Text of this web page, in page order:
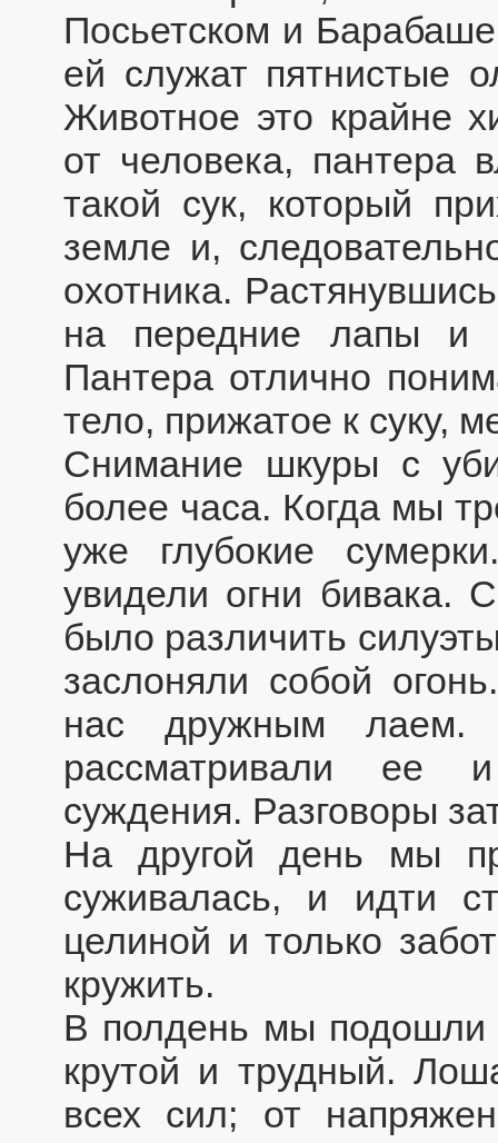
Посьетском и
ей служат пятнистые
Животное это крайне
от человека, пантера
такой сук, который
земле и,
охотника.
на передние лапы и
Пантера отлично
тело, прижатое к суку,
Снимание шкуры с
более часа. Когда мы
уже глубокие
увидели огни бивака.
было различить
заслоняли собой
нас дружным лаем.
рассматривали ее
суждения. Разговоры
На другой день мы
суживалась, и идти
целиной и только
кружить.
В полдень мы
крутой и трудный.
всех сил; от